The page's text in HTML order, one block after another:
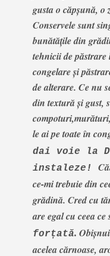
gusta o căpșună,
Conservele sunt
bunătățile din
tehnicii de
congelare și
de alterare. Ce nu
din textură și gust,
le ai pe toate în
dai voie la
instaleze!
ce-mi trebuie din
grădină. Cred cu
are egal cu ceea
forțată.
acelea cărnoase,